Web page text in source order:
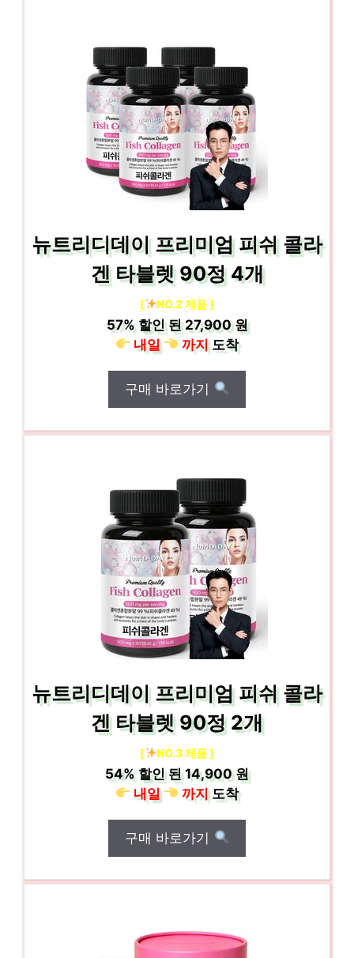
뉴트리디데이 프리미엄 피쉬 콜라
겐 타블렛 90정 4개
[ NO.2 제품 ]
57%할인 된27,900 원
내일
까지도착
구매 바로가기
뉴트리디데이 프리미엄 피쉬 콜라
겐 타블렛 90정 2개
[ NO.3 제품 ]
54% 할인 된14,900 원
내일
까지도착
구매 바로가기